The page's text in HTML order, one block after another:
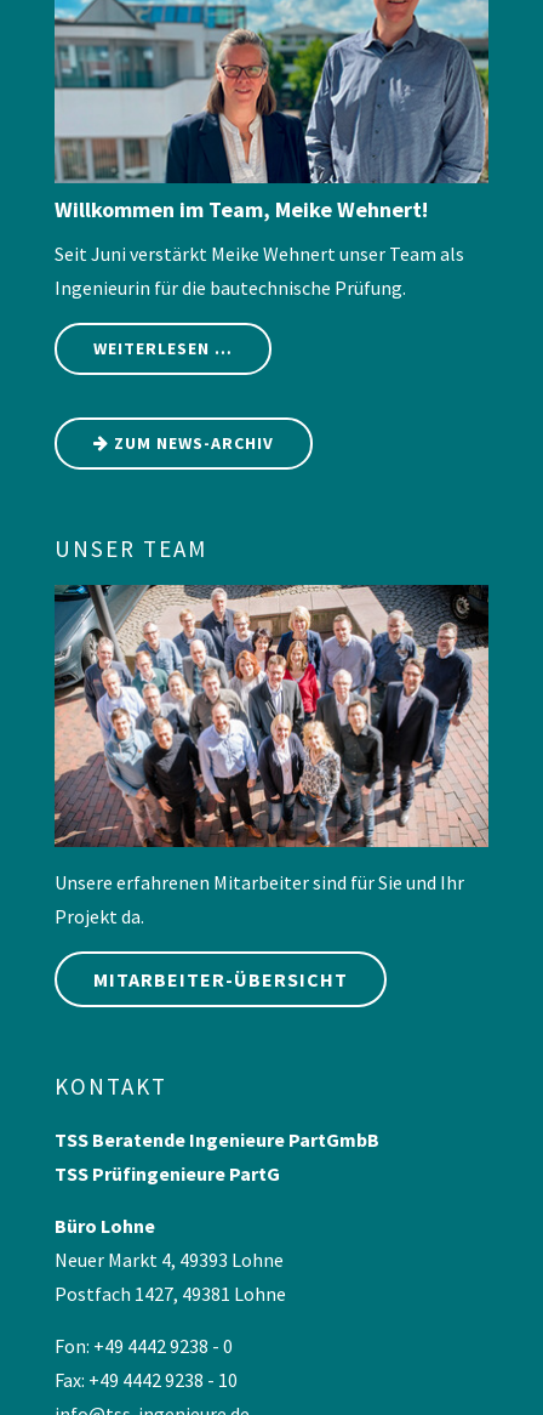
Willkommen im Team, Meike Wehnert!
Seit Juni verstärkt Meike Wehnert unser Team als
Ingenieurin für die bautechnische Prüfung.
WEITERLESEN …
ZUM NEWS-ARCHIV
UNSER TEAM
Unsere erfahrenen Mitarbeiter sind für Sie und Ihr
Projekt da.
MITARBEITER-ÜBERSICHT
KONTAKT
TSS Beratende Ingenieure PartGmbB
TSS Prüfingenieure PartG
Büro Lohne
Neuer Markt 4, 49393 Lohne
Postfach 1427, 49381 Lohne
Fon: +49 4442 9238 - 0
Fax: +49 4442 9238 - 10